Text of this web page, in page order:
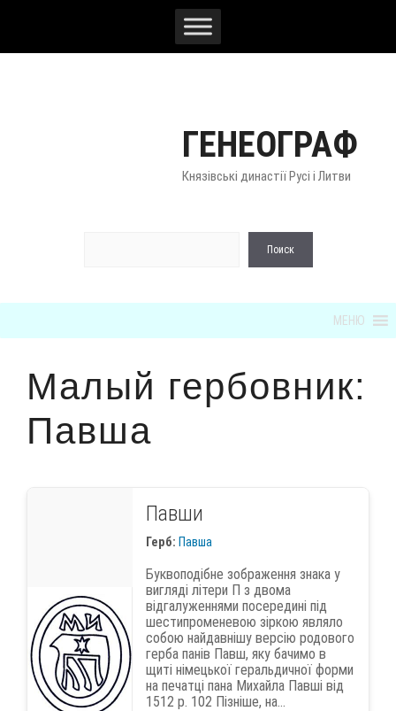
ГЕНЕОГРАФ
Князівські династії Русі і Литви
Поиск
МЕНЮ
Малый гербовник:
Павша
Павши
Герб: Павша
Буквоподібне зображення знака у
вигляді літери П з двома
відгалуженнями посередині під
шестипроменевою зіркою являло
собою найдавнішу версію родового
герба панів Павш, яку бачимо в
щиті німецької геральдичної форми
на печатці пана Михайла Павші від
1512 р. 102 Пізніше, на...